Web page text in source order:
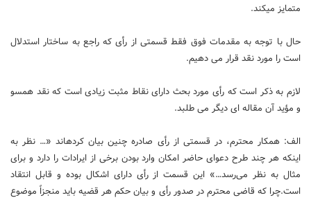
متمایز می‏کند.
حال با توجه به مقدمات فوق فقط قسمتی از رأی که راجع به ساختار استدلال
است را مورد نقد قرار می‏ دهیم.
لازم به ذکر است که رأی مورد بحث دارای نقاط مثبت زیادی است که نقد همسو
و مؤید آن مقاله‏ ای دیگر می‏ طلبد.
الف: همکار محترم، در قسمتی از رأی صادره چنین بیان کرده‏اند «… نظر به
اینکه هر چند طرح دعوای حاضر امکان وارد بودن برخی از ایرادات را دارد و برای
مثال به نظر می‌رسد…» این قسمت از رأی دارای اشکال بوده و قابل انتقاد
است.چرا که قاضی محترم در صدور رأی و بیان حکم هر قضیه باید منجزاً موضوع